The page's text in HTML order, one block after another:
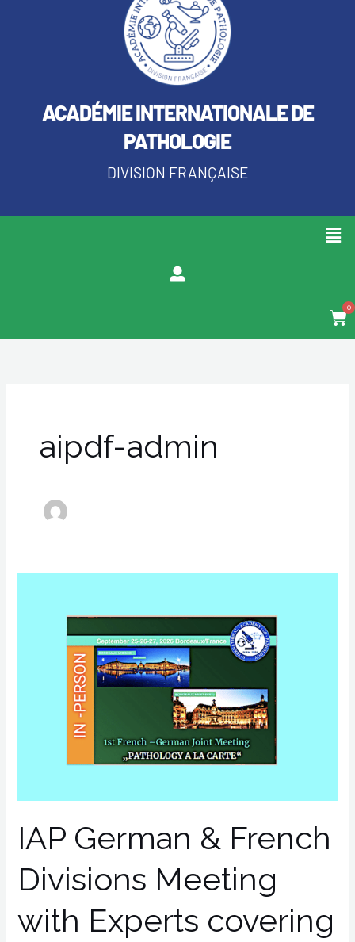
ACADÉMIE INTERNATIONALE DE
PATHOLOGIE
DIVISION FRANÇAISE
0
aipdf-admin
IAP German & French
Divisions Meeting
with Experts covering
Pathology-
Sept
25-
26-
27,
2026